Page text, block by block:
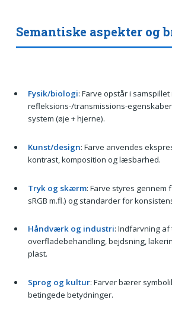
Semantiske aspekter og
Fysik/biologi: Farve opstår i
refleksions-/transmissions-
system (øje + hjerne).
Kunst/design: Farve anvendes
kontrast, komposition og læsbarhed.
Tryk og skærm: Farve styres gennem
sRGB m.fl.) og standarder for
Håndværk og industri: Indfarvning af
overfladebehandling, bejdsning,
plast.
Sprog og kultur: Farver bærer
betingede betydninger.